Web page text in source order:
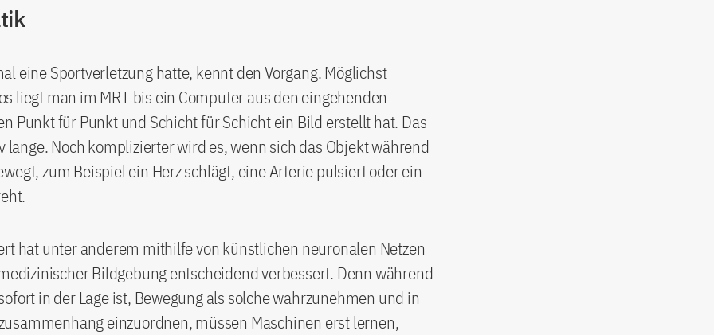
eine Sportverletzung hatte, kennt den Vorgang. Möglichst
liegt man im MRT bis ein Computer aus den eingehenden
Punkt für Punkt und Schicht für Schicht ein Bild erstellt hat. Das
lange. Noch komplizierter wird es, wenn sich das Objekt während
zum Beispiel ein Herz schlägt, eine Arterie pulsiert oder ein
hat unter anderem mithilfe von künstlichen neuronalen Netzen
Bildgebung entscheidend verbessert. Denn während
in der Lage ist, Bewegung als solche wahrzunehmen und in
einzuordnen, müssen Maschinen erst lernen,